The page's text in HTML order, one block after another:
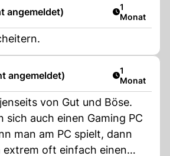
angemeldet) Artikel
1
Monat
angemeldet) Artikel
1
Monat
von Gut und Böse.
sich auch einen Gaming PC
man am PC spielt, dann
extrem oft einfach einen